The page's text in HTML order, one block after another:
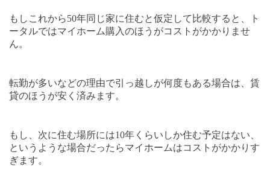
もしこれから50年同じ家に住むと仮定して比較すると、ト
ータルではマイホーム購入のほうがコストがかかりませ
ん。
転勤が多いなどの理由で引っ越しが何度もある場合は、賃
貸のほうが安く済みます。
もし、次に住む場所には10年くらいしか住む予定はない、
というような場合だったらマイホームはコストがかかりす
ぎます。